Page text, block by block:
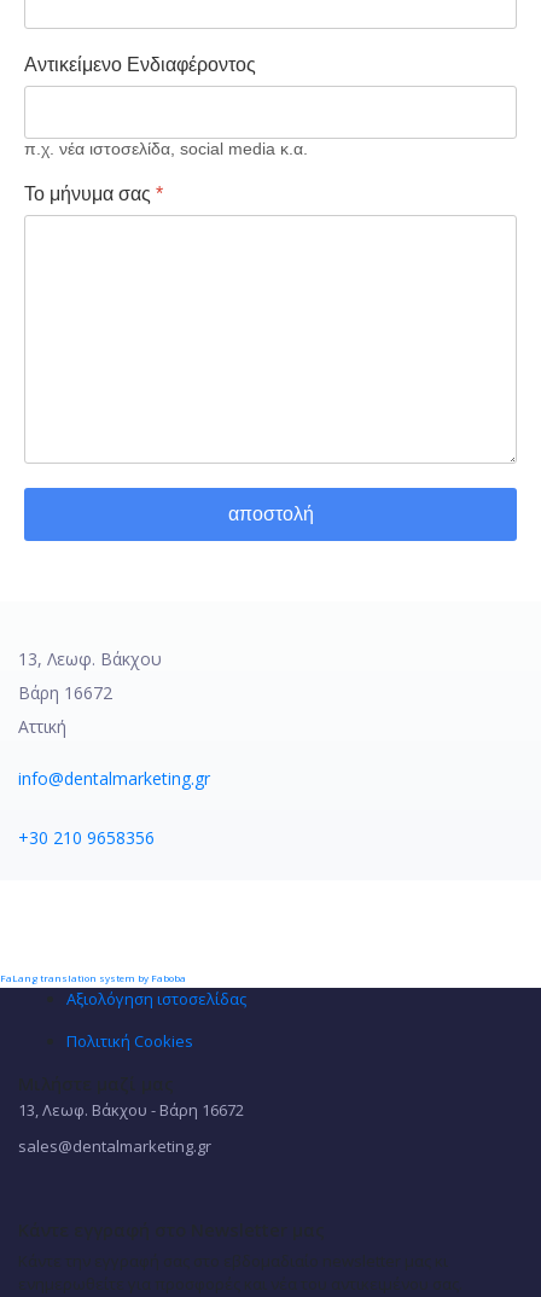
Αντικείμενο Ενδιαφέροντος
π.χ. νέα ιστοσελίδα, social media κ.α.
Το μήνυμα σας *
αποστολή
13, Λεωφ. Βάκχου
Βάρη 16672
Αττική
info@dentalmarketing.gr
+30 210 9658356
FaLang translation system by Faboba
Αξιολόγηση ιστοσελίδας
Πολιτική Cookies
13, Λεωφ. Βάκχου - Βάρη 16672
sales@dentalmarketing.gr